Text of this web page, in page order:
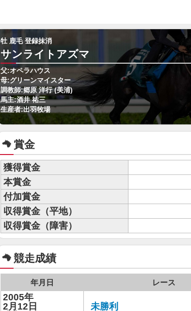
牡 鹿毛 登録抹消
サンライトアズマ
父:オペラハウス
母:グリーンマイスター
調教師:郷原 洋行 (美浦)
馬主:酒井 祐三
生産者:出羽牧場
賞金
獲得賞金
本賞金
付加賞金
収得賞金（平地）
収得賞金（障害）
競走成績
年月日 レース
2005年
2月12日
未勝利